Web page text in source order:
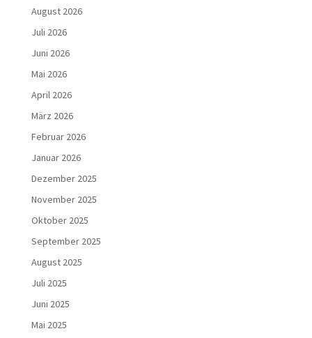
August 2026
Juli 2026
Juni 2026
Mai 2026
April 2026
März 2026
Februar 2026
Januar 2026
Dezember 2025
November 2025
Oktober 2025
September 2025
August 2025
Juli 2025
Juni 2025
Mai 2025